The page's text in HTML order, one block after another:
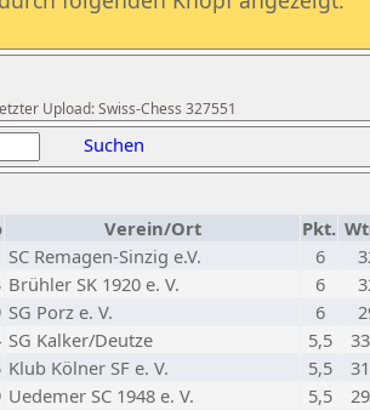
Upload: Swiss-Chess 327551
Suchen
Verein/Ort Pkt.
SC Remagen-Sinzig e.V. 6
Brühler SK 1920 e. V. 6
SG Porz e. V. 6
SG Kalker/Deutze 5,5
Klub Kölner SF e. V. 5,5
Uedemer SC 1948 e. V. 5,5